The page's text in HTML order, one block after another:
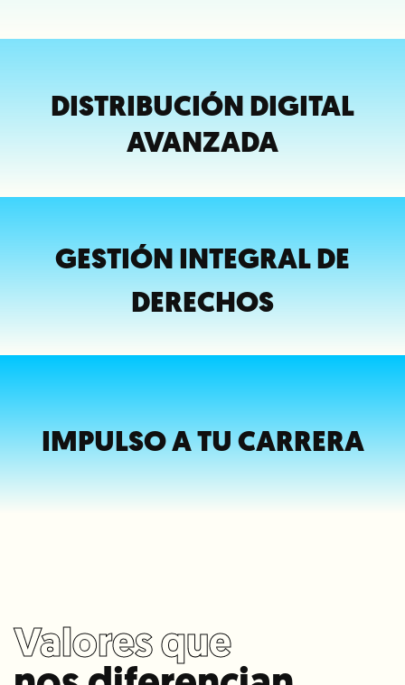
DISTRIBUCIÓN DIGITAL
AVANZADA
GESTIÓN INTEGRAL DE
DERECHOS
IMPULSO A TU CARRERA
Valores que